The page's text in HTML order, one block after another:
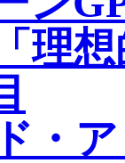
理
・